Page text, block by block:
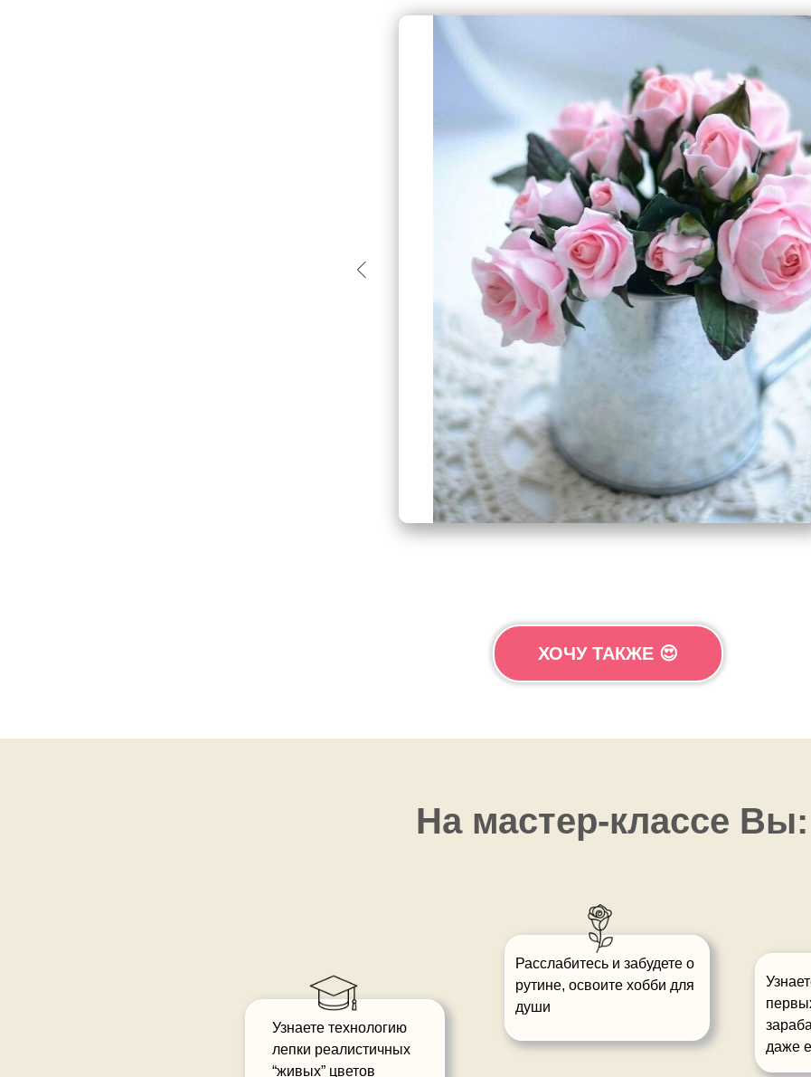
Окружите себя красотой, которую не нужно
неделю!
ХОЧУ ТАКЖЕ 😍
На мастер-классе Вы:
Узнаете технологию
лепки реалистичных
“живых” цветов
даже
Расслабитесь и забудете о
рутине, освоите хобби для
души